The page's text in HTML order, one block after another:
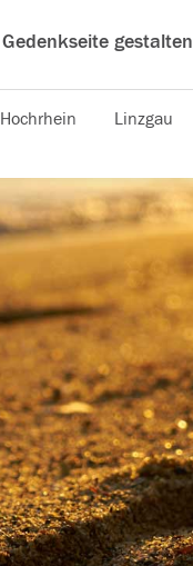
Gedenkseite gestalten
Hochrhein Linzgau